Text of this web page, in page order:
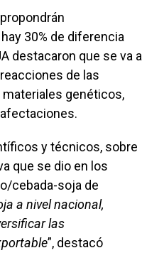
30% de diferencia
destacaron que se va a
de las
genéticos,
y técnicos, sobre
que se dio en los
cebada-soja de
a nivel nacional,
las
”, destacó